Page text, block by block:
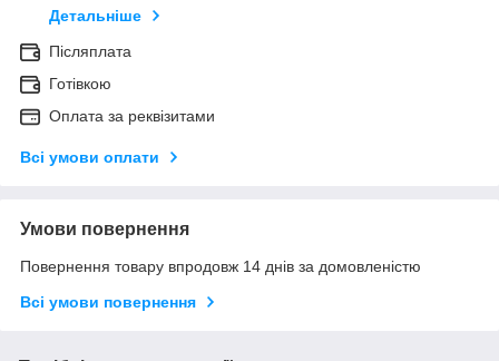
Детальніше
Післяплата
Готівкою
Оплата за реквізитами
Всі умови оплати
Умови повернення
Повернення товару впродовж 14 днів за домовленістю
Всі умови повернення